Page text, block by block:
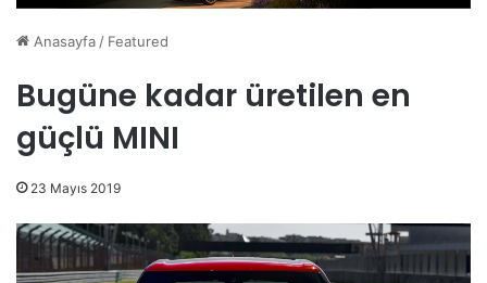
Anasayfa / Featured
Bugüne kadar üretilen en
güçlü MINI
23 Mayıs 2019